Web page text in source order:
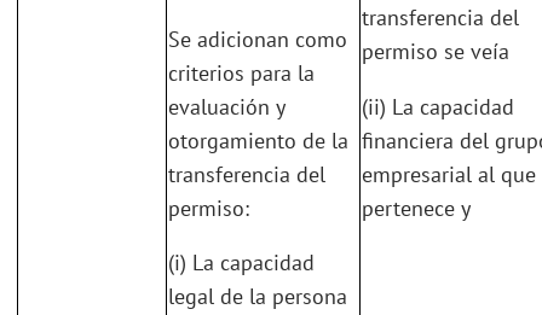
Se adicionan como
criterios para la
evaluación y
otorgamiento de la
transferencia del
permiso:
(i) La capacidad
legal de la persona
transferencia del
permiso se veía
(ii) La capacidad
financiera del
empresarial al que
pertenece y